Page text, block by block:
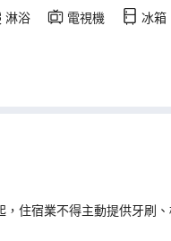
淋浴 電視機 冰箱
住宿業不得主動提供牙刷